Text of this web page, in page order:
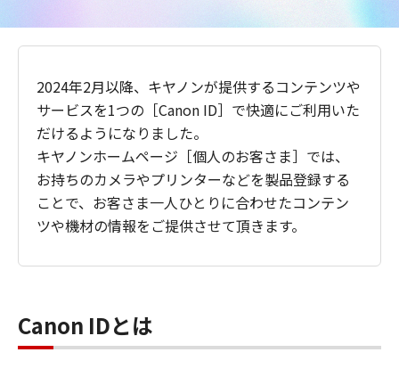
2024年2月以降、キヤノンが提供するコンテンツや
サービスを1つの［Canon ID］で快適にご利用いた
だけるようになりました。
キヤノンホームページ［個人のお客さま］では、
お持ちのカメラやプリンターなどを製品登録する
ことで、お客さま一人ひとりに合わせたコンテン
ツや機材の情報をご提供させて頂きます。
Canon IDとは